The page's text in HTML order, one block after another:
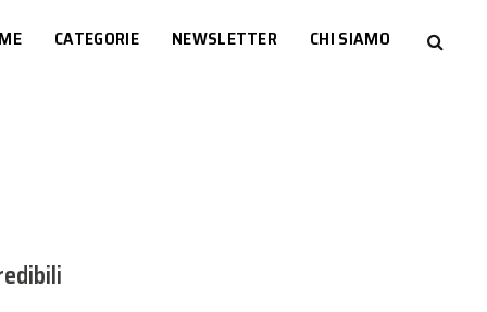
CATEGORIE NEWSLETTER CHI SIAMO